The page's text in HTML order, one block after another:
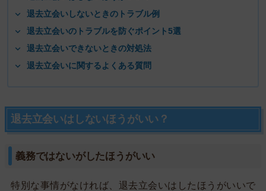
退去立会いしないときのトラブル例
退去立会いのトラブルを防ぐポイント5選
退去立会いできないときの対処法
退去立会いに関するよくある質問
退去立会いはしないほうがいい？
義務ではないがしたほうがいい
特別な事情がなければ、退去立会いはしたほうがいいで